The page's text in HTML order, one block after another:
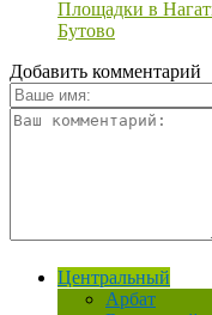
Площадки в
Бутово
Добавить комментарий
Центральный
Арбат